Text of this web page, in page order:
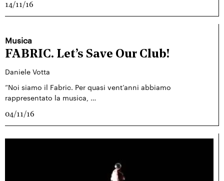
14/11/16
Musica
FABRIC. Let’s Save Our Club!
Daniele Votta
“Noi siamo il Fabric. Per quasi vent’anni abbiamo
rappresentato la musica, …
04/11/16